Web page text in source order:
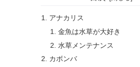
アナカリス
金魚は水草が大好き
水草メンテナンス
カボンバ